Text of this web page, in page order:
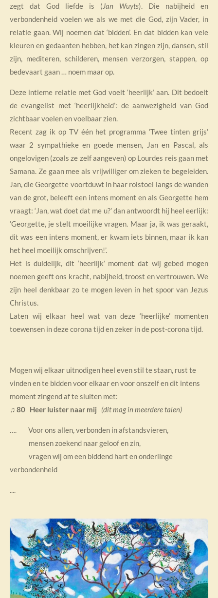
zegt dat God liefde is (Jan Wuyts). Die nabijheid en
verbondenheid voelen we als we met die God, zijn Vader, in
relatie gaan. Wij noemen dat ‘bidden’. En dat bidden kan vele
kleuren en gedaanten hebben, het kan zingen zijn, dansen, stil
zijn, mediteren, schilderen, mensen verzorgen, stappen, op
bedevaart gaan … noem maar op.
Deze intieme relatie met God voelt ‘heerlijk’ aan. Dit bedoelt
de evangelist met ‘heerlijkheid’: de aanwezigheid van God
zichtbaar voelen en voelbaar zien.
Recent zag ik op TV één het programma ‘Twee tinten grijs’
waar 2 sympathieke en goede mensen, Jan en Pascal, als
ongelovigen (zoals ze zelf aangeven) op Lourdes reis gaan met
Samana. Ze gaan mee als vrijwilliger om zieken te begeleiden.
Jan, die Georgette voortduwt in haar rolstoel langs de wanden
van de grot, beleeft een intens moment en als Georgette hem
vraagt: ‘Jan, wat doet dat me u?’ dan antwoordt hij heel eerlijk:
‘Georgette, je stelt moeilijke vragen. Maar ja, ik was geraakt,
dit was een intens moment, er kwam iets binnen, maar ik kan
het heel moeilijk omschrijven!’.
Het is duidelijk, dit ‘heerlijk’ moment dat wij gebed mogen
noemen geeft ons kracht, nabijheid, troost en vertrouwen. We
zijn heel denkbaar zo te mogen leven in het spoor van Jezus
Christus.
Laten wij elkaar heel wat van deze ‘heerlijke’ momenten
toewensen in deze corona tijd en zeker in de post-corona tijd.
Mogen wij elkaar uitnodigen heel even stil te staan, rust te
vinden en te bidden voor elkaar en voor onszelf en dit intens
moment zingend af te sluiten met:
♫ 80 Heer luister naar mij (dit mag in meerdere talen)
…. Voor ons allen, verbonden in afstandsvieren,
mensen zoekend naar geloof en zin,
vragen wij om een biddend hart en onderlinge
verbondenheid
....